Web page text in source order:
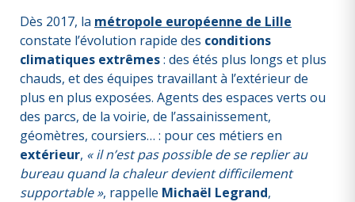
Dès 2017, la métropole européenne de Lille
constate l’évolution rapide des conditions
climatiques extrêmes: des étés plus longs et plus
chauds, et des équipes travaillant à l’extérieur de
plus en plus exposées. Agents des espaces verts ou
des parcs, de la voirie, de l’assainissement,
géomètres, coursiers… : pour ces métiers en
extérieur, « il n’est pas possible de se replier au
bureau quand la chaleur devient difficilement
supportable », rappelle Michaël Legrand,